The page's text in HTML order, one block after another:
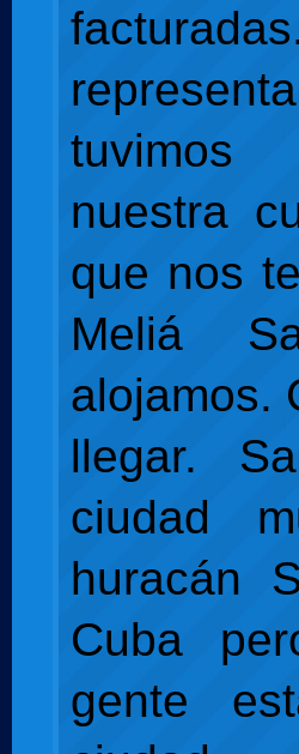
tuvimos
nuestra
que nos
Meliá
alojamos.
llegar.
ciudad
huracán
Cuba
gente